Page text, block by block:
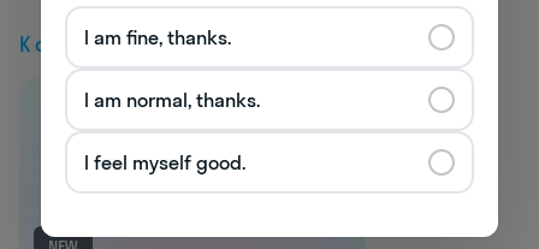
К следующей статье
I am fine, thanks.
I am normal, thanks.
I feel myself good.